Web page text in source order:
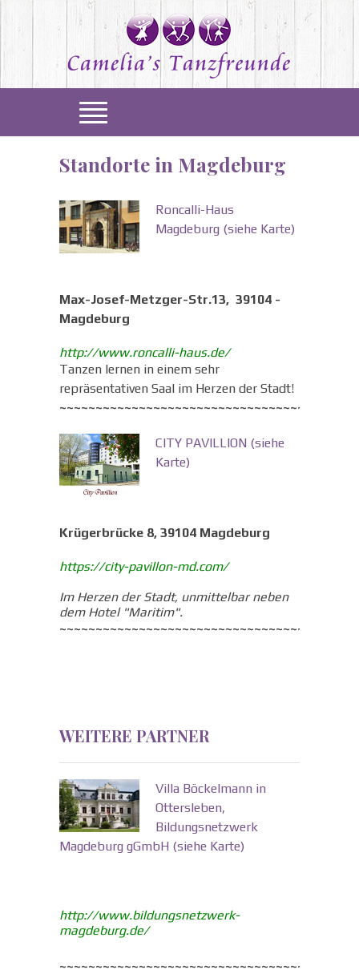
Standorte in Magdeburg
Roncalli-Haus
Magdeburg (siehe Karte)
Max-Josef-Metzger-Str.13, 39104 -
Magdeburg
http://www.roncalli-haus.de/
Tanzen lernen in einem sehr
repräsentativen Saal im Herzen der Stadt!
CITY PAVILLION (siehe
Karte)
Krügerbrücke 8, 39104 Magdeburg
https://city-pavillon-md.com/
Im Herzen der Stadt, unmittelbar neben
dem Hotel "Maritim".
WEITERE PARTNER
Villa Böckelmann in
Ottersleben,
Bildungsnetzwerk
Magdeburg gGmbH (siehe Karte)
http://www.bildungsnetzwerk-
magdeburg.de/